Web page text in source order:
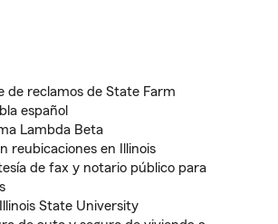
de reclamos de State Farm
español
Lambda Beta
reubicaciones en Illinois
de fax y notario público para
State University